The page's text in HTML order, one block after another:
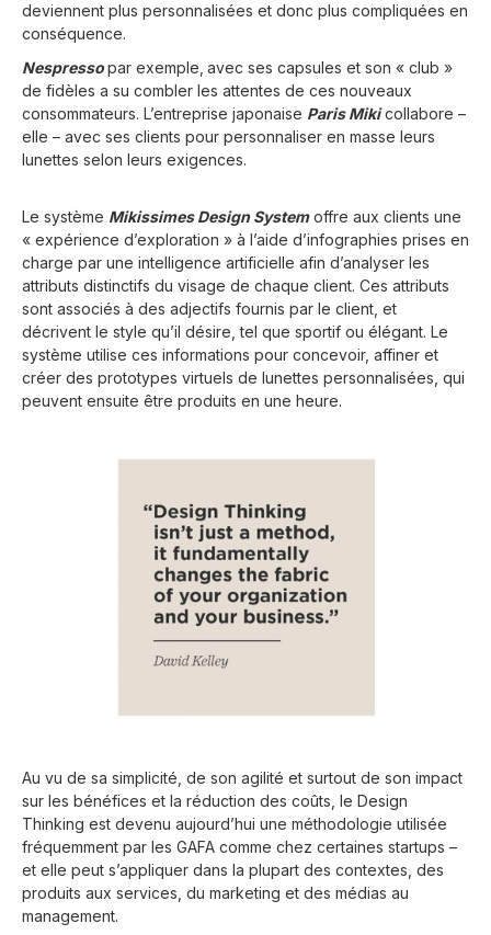
deviennent plus personnalisées et donc plus compliquées en
conséquence.
Nespressopar exemple, avec ses capsules et son « club »
de fidèles a su combler les attentes de ces nouveaux
consommateurs. L’entreprise japonaise Paris Mikicollabore –
elle – avec ses clients pour personnaliser en masse leurs
lunettes selon leurs exigences.
Le système Mikissimes Design System offre aux clients une
« expérience d’exploration » à l’aide d’infographies prises en
charge par une intelligence artificielle afin d’analyser les
attributs distinctifs du visage de chaque client. Ces attributs
sont associés à des adjectifs fournis par le client, et
décrivent le style qu’il désire, tel que sportif ou élégant. Le
système utilise ces informations pour concevoir, affiner et
créer des prototypes virtuels de lunettes personnalisées, qui
peuvent ensuite être produits en une heure.
Au vu de sa simplicité, de son agilité et surtout de son impact
sur les bénéfices et la réduction des coûts, le Design
Thinking est devenu aujourd’hui une méthodologie utilisée
fréquemment par les GAFA comme chez certaines startups –
et elle peut s’appliquer dans la plupart des contextes, des
produits aux services, du marketing et des médias au
management.